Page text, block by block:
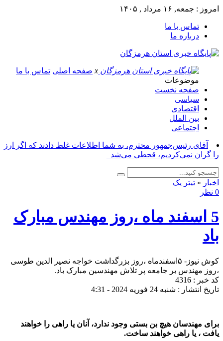
امروز : جمعه, ۱۶ مرداد , ۱۴۰۵
تماس با ما
درباره ما
x صفحه اصلی تماس با ما
موضوعات
صفحه نخست
سیاسی
اقتصادی
بین الملل
اجتماعی
آقای رئیس‌جمهور محترم، به شما اطلاعات غلط دادند که اگر ارز
را گران نمی‌کردیم، قحطی می‌شد_
اخبار « تیتر یک
0 نظر
5 اسفند ماه ،روز مهندس مبارک
باد
کوش نیوز- ۵اسفندماه ،روز بزرگداشت خواجه نصیر الدین طوسی
،روز مهندس بر جامعه پر تلاش مهندسین مبارک باد.
کد خبر : 4316
تاریخ انتشار : شنبه 24 فوریه 2024 - 4:31
برای مهندسان هیچ بن بستی وجود ندارد، آنان یا راهی را خواهند
یافت ، یا راهی خواهند ساخت.